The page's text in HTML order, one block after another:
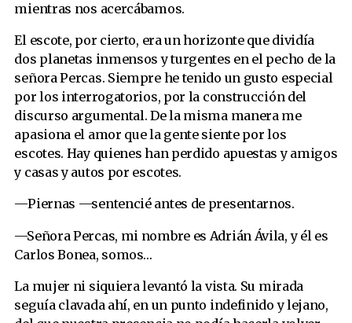
mientras nos acercábamos.
El escote, por cierto, era un horizonte que dividía
dos planetas inmensos y turgentes en el pecho de la
señora Percas. Siempre he tenido un gusto especial
por los interrogatorios, por la construcción del
discurso argumental. De la misma manera me
apasiona el amor que la gente siente por los
escotes. Hay quienes han perdido apuestas y amigos
y casas y autos por escotes.
—Piernas —sentencié antes de presentarnos.
—Señora Percas, mi nombre es Adrián Ávila, y él es
Carlos Bonea, somos…
La mujer ni siquiera levantó la vista. Su mirada
seguía clavada ahí, en un punto indefinido y lejano,